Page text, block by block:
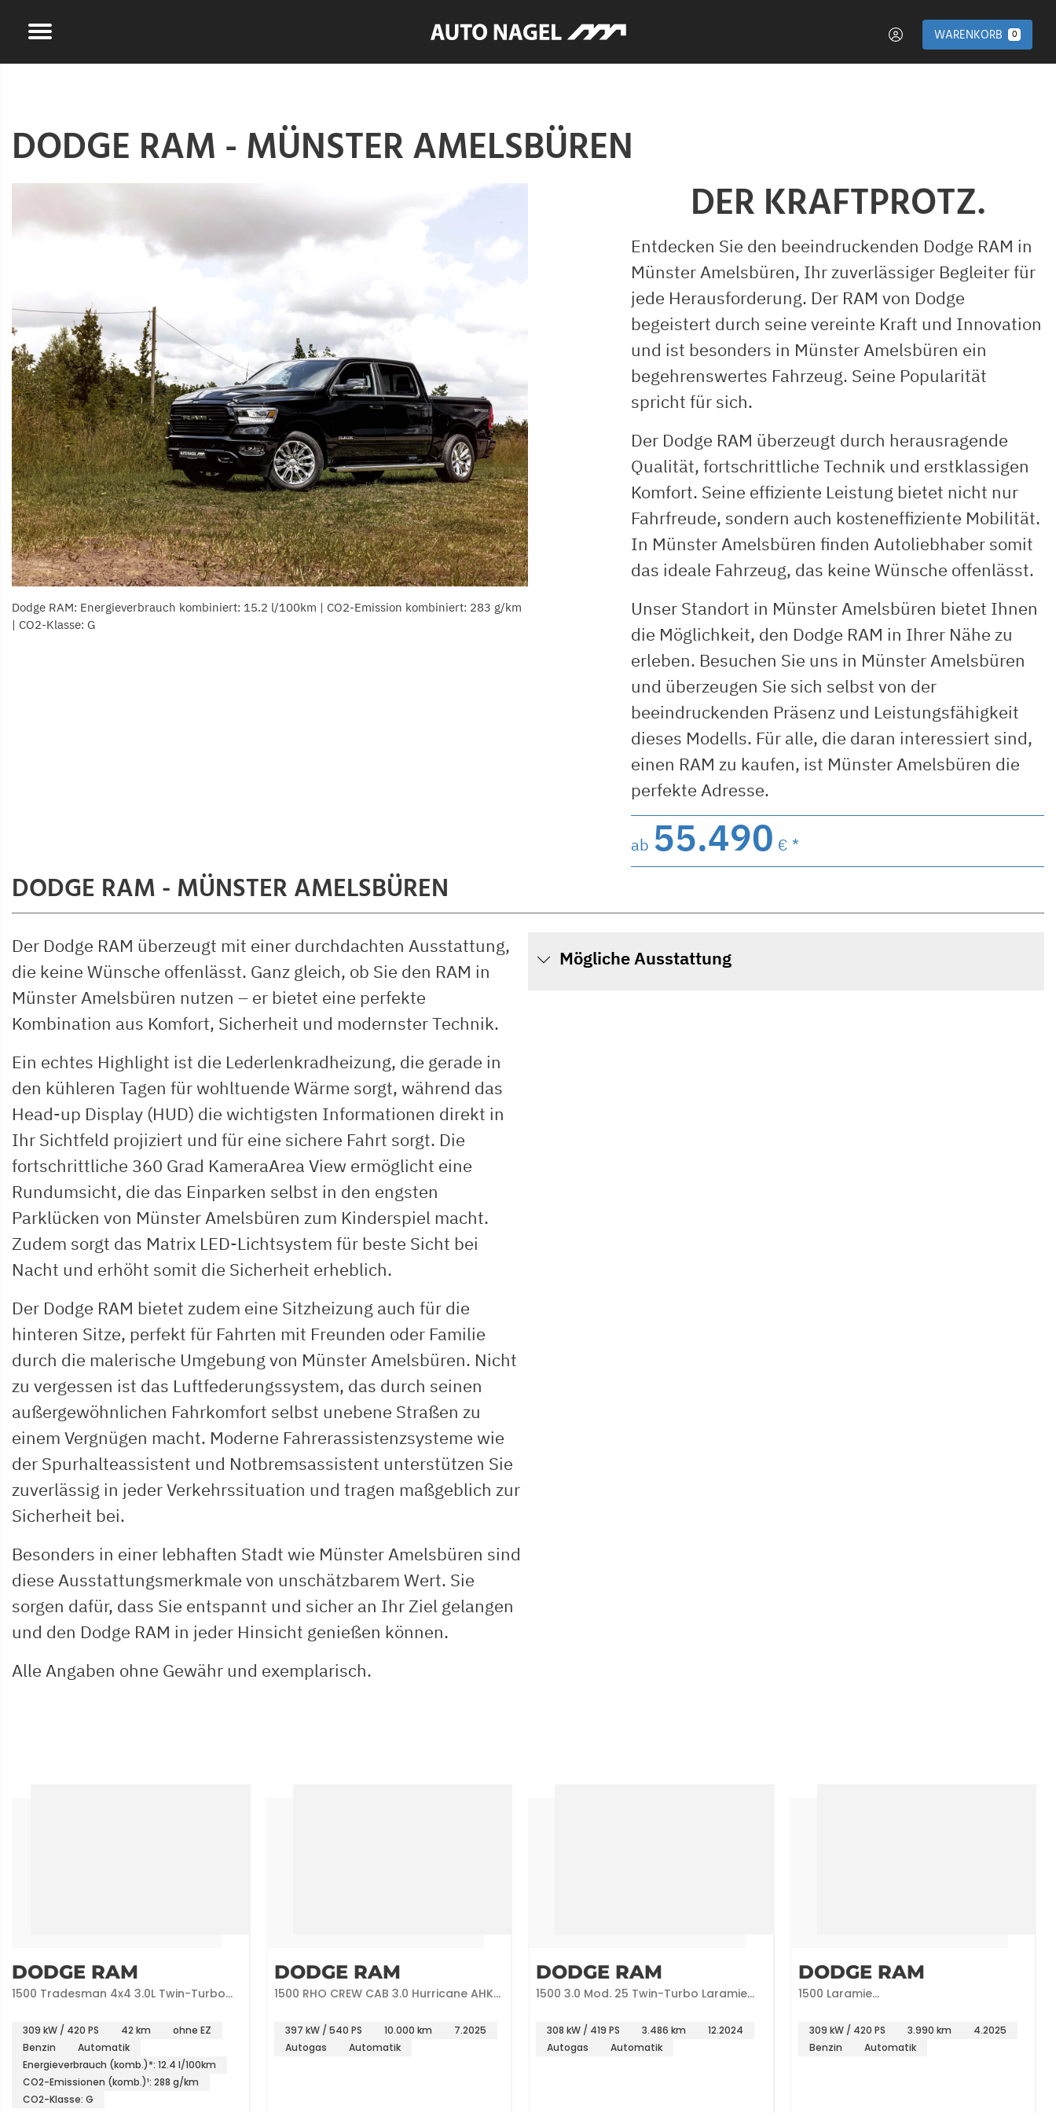
WARENKORB 0
DODGE RAM - MÜNSTER AMELSBÜREN
Dodge RAM: Energieverbrauch kombiniert: 15.2 l/100km | CO2-Emission kombiniert: 283 g/km
| CO2-Klasse: G
DER KRAFTPROTZ.
Entdecken Sie den beeindruckenden Dodge RAM in
Münster Amelsbüren, Ihr zuverlässiger Begleiter für
jede Herausforderung. Der RAM von Dodge
begeistert durch seine vereinte Kraft und Innovation
und ist besonders in Münster Amelsbüren ein
begehrenswertes Fahrzeug. Seine Popularität
spricht für sich.
Der Dodge RAM überzeugt durch herausragende
Qualität, fortschrittliche Technik und erstklassigen
Komfort. Seine effiziente Leistung bietet nicht nur
Fahrfreude, sondern auch kosteneffiziente Mobilität.
In Münster Amelsbüren finden Autoliebhaber somit
das ideale Fahrzeug, das keine Wünsche offenlässt.
Unser Standort in Münster Amelsbüren bietet Ihnen
die Möglichkeit, den Dodge RAM in Ihrer Nähe zu
erleben. Besuchen Sie uns in Münster Amelsbüren
und überzeugen Sie sich selbst von der
beeindruckenden Präsenz und Leistungsfähigkeit
dieses Modells. Für alle, die daran interessiert sind,
einen RAM zu kaufen, ist Münster Amelsbüren die
perfekte Adresse.
ab 55.490 € *
DODGE RAM - MÜNSTER AMELSBÜREN
Der Dodge RAM überzeugt mit einer durchdachten Ausstattung,
die keine Wünsche offenlässt. Ganz gleich, ob Sie den RAM in
Münster Amelsbüren nutzen – er bietet eine perfekte
Kombination aus Komfort, Sicherheit und modernster Technik.
Ein echtes Highlight ist die Lederlenkradheizung, die gerade in
den kühleren Tagen für wohltuende Wärme sorgt, während das
Head-up Display (HUD) die wichtigsten Informationen direkt in
Ihr Sichtfeld projiziert und für eine sichere Fahrt sorgt. Die
fortschrittliche 360 Grad KameraArea View ermöglicht eine
Rundumsicht, die das Einparken selbst in den engsten
Parklücken von Münster Amelsbüren zum Kinderspiel macht.
Zudem sorgt das Matrix LED-Lichtsystem für beste Sicht bei
Nacht und erhöht somit die Sicherheit erheblich.
Der Dodge RAM bietet zudem eine Sitzheizung auch für die
hinteren Sitze, perfekt für Fahrten mit Freunden oder Familie
durch die malerische Umgebung von Münster Amelsbüren. Nicht
zu vergessen ist das Luftfederungssystem, das durch seinen
außergewöhnlichen Fahrkomfort selbst unebene Straßen zu
einem Vergnügen macht. Moderne Fahrerassistenzsysteme wie
der Spurhalteassistent und Notbremsassistent unterstützen Sie
zuverlässig in jeder Verkehrssituation und tragen maßgeblich zur
Sicherheit bei.
Besonders in einer lebhaften Stadt wie Münster Amelsbüren sind
diese Ausstattungsmerkmale von unschätzbarem Wert. Sie
sorgen dafür, dass Sie entspannt und sicher an Ihr Ziel gelangen
und den Dodge RAM in jeder Hinsicht genießen können.
Alle Angaben ohne Gewähr und exemplarisch.
Mögliche Ausstattung
DODGE RAM
1500 Tradesman 4x4 3.0L Twin-Turbo
309 kW / 420 PS 42 km
ohne EZ
Benzin
Automatik
Energieverbrauch (komb.)*: 12.4 l/100km
CO2-Emissionen (komb.)¹: 288 g/km
CO2-Klasse: G
DODGE RAM
1500 RHO CREW CAB 3.0 Hurricane AHK
397 kW / 540 PS 10.000 km
7.2025
Autogas
Automatik
DODGE RAM
1500 3.0 Mod. 25 Twin-Turbo Laramie
308 kW / 419 PS 3.486 km
12.2024
Autogas
Automatik
DODGE RAM
1500 Laramie
309 kW / 420 PS 3.990 km
4.2025
Benzin
Automatik